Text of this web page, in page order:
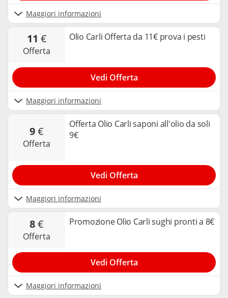
Maggiori informazioni
11 €
offerta
Olio Carli Offerta da 11€ prova i pesti
Maggiori informazioni
Vedi Offerta
9€
offerta
Offerta Olio Carli saponi all'olio da soli
9€
Maggiori informazioni
Vedi Offerta
8€
offerta
Promozione Olio Carli sughi pronti a 8€
Maggiori informazioni
Vedi Offerta